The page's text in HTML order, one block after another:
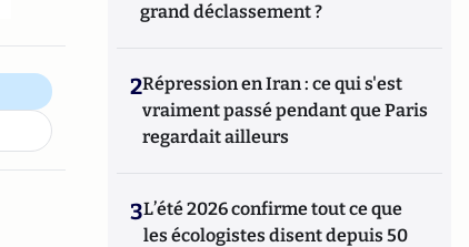
grand déclassement ?
2Répression en Iran : ce qui s'est
vraiment passé pendant que Paris
regardait ailleurs
3L’été 2026 confirme tout ce que
les écologistes disent depuis 50